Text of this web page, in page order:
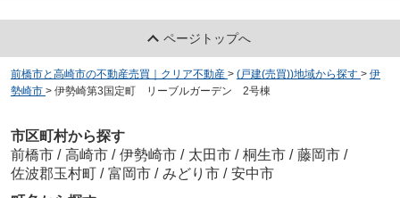
ページトップへ
前橋市と高崎市の不動産売買｜クリア不動産 > (戸建(売買))地域から探す > 伊
勢崎市 > 伊勢崎第3国定町 リーブルガーデン 2号棟
市区町村から探す
前橋市 / 高崎市 / 伊勢崎市 / 太田市 / 桐生市 / 藤岡市 /
佐波郡玉村町 / 富岡市 / みどり市 / 安中市